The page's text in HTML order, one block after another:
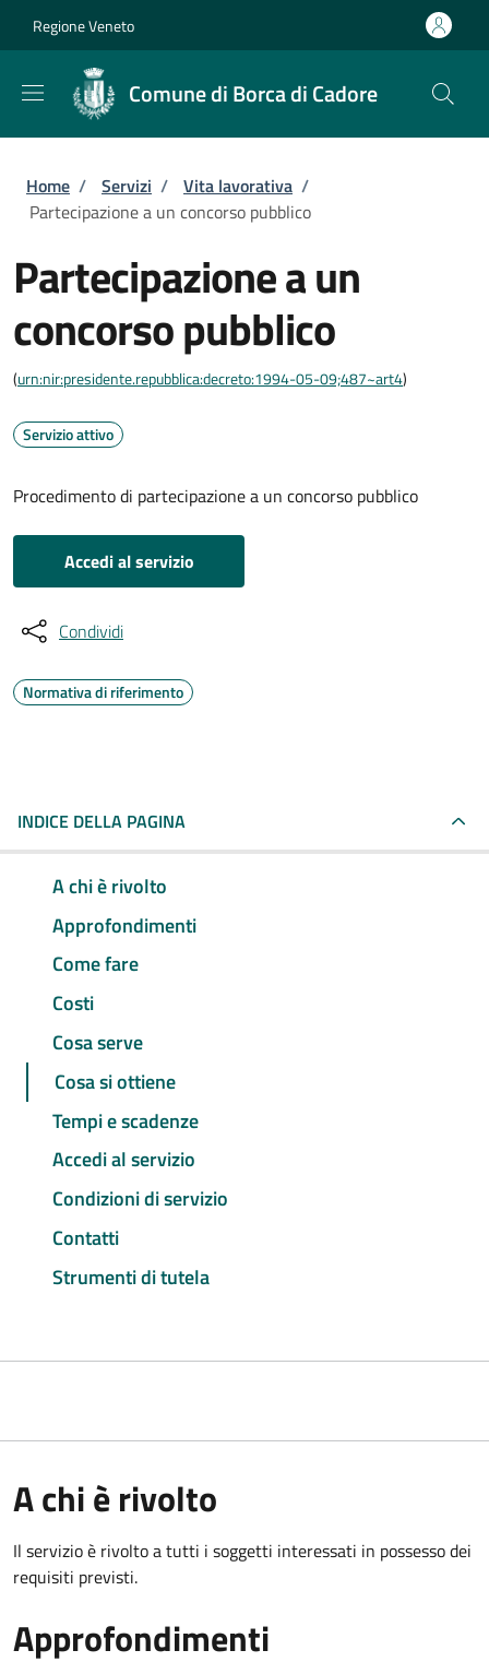
Regione Veneto
Comune di Borca di Cadore
Briciole di pane
Home / Servizi / Vita lavorativa /
Partecipazione a un concorso pubblico
Partecipazione a un
concorso pubblico
(urn:nir:presidente.repubblica:decreto:1994-05-09;487~art4)
Servizio attivo
Procedimento di partecipazione a un concorso pubblico
Accedi al servizio
Condividi
Normativa di riferimento
INDICE DELLA PAGINA
A chi è rivolto
Approfondimenti
Come fare
Costi
Cosa serve
Cosa si ottiene
Tempi e scadenze
Accedi al servizio
Condizioni di servizio
Contatti
Strumenti di tutela
A chi è rivolto
Il servizio è rivolto a tutti i soggetti interessati in possesso dei
requisiti previsti.
Approfondimenti